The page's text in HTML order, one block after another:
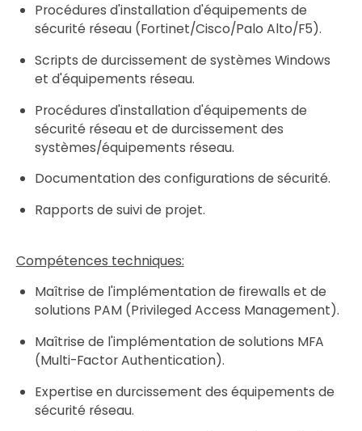
Procédures d'installation d'équipements de
sécurité réseau (Fortinet/Cisco/Palo Alto/F5).
Scripts de durcissement de systèmes Windows
et d'équipements réseau.
Procédures d'installation d'équipements de
sécurité réseau et de durcissement des
systèmes/équipements réseau.
Documentation des configurations de sécurité.
Rapports de suivi de projet.
Compétences techniques:
Maîtrise de l'implémentation de firewalls et de
solutions PAM (Privileged Access Management).
Maîtrise de l'implémentation de solutions MFA
(Multi-Factor Authentication).
Expertise en durcissement des équipements de
sécurité réseau.